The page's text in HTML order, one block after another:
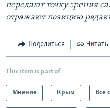
передают точку зрения
отражают позицию
Поделиться Читать
This item is part of
Мнение Крым Все